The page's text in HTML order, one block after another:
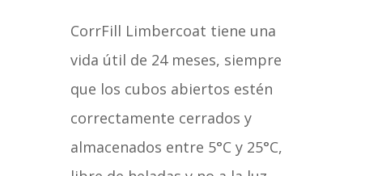
CorrFill Limbercoat tiene una
vida útil de 24 meses, siempre
que los cubos abiertos estén
correctamente cerrados y
almacenados entre 5°C y 25°C,